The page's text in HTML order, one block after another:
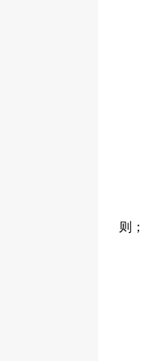
则；